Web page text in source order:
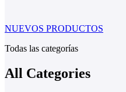
NUEVOS PRODUCTOS
Todas las categorías
All Categories